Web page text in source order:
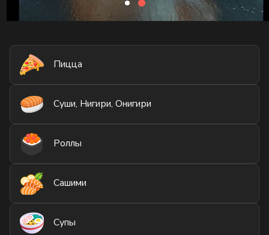
Пицца
Суши, Нигири, Онигири
Роллы
Сашими
Супы